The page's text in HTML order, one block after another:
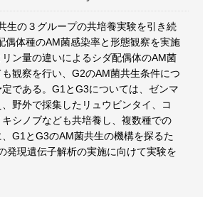
生の３グループの共培養実験を引き続
偶体種のAM菌感染率と形態観察を実施
ン量の違いによるシダ配偶体のAM菌
観察を行い、G2のAM菌共生条件につ
である。G1とG3については、ゼンマ
野外で採集したリュウビンタイ、コ
シノブなども共培養し、複数種での
G1とG3のAM菌共生の機構を探るた
発現遺伝子解析の実施に向けて実験を